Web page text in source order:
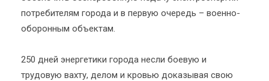
потребителям города и в первую очередь – военно-
оборонным объектам.
250 дней энергетики города несли боевую и
трудовую вахту, делом и кровью доказывая свою